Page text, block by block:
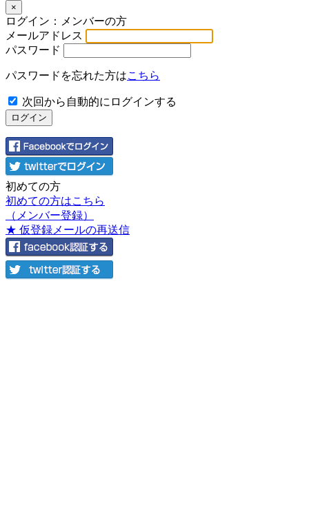
×
ログイン：メンバーの方
メールアドレス
パスワード
パスワードを忘れた方はこちら
次回から自動的にログインする
初めての方
初めての方はこちら
（メンバー登録）
★ 仮登録メールの再送信